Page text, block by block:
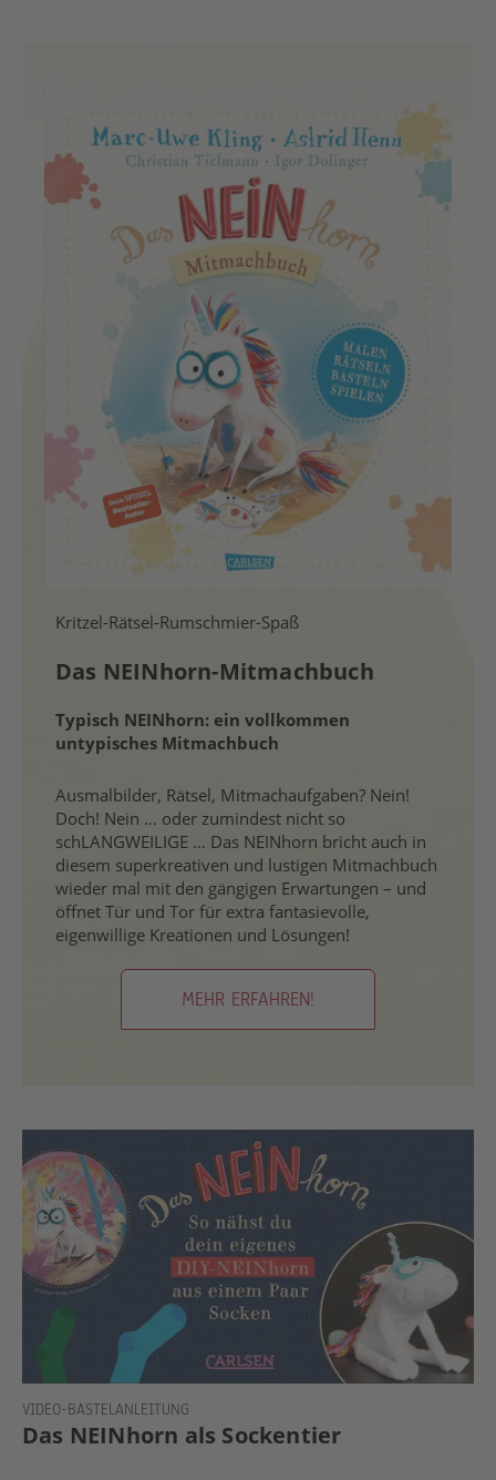
Kritzel-Rätsel-Rumschmier-Spaß
Das NEINhorn-Mitmachbuch
Typisch NEINhorn: ein vollkommen
untypisches Mitmachbuch
Ausmalbilder, Rätsel, Mitmachaufgaben? Nein!
Doch! Nein … oder zumindest nicht so
schLANGWEILIGE … Das NEINhorn bricht auch in
diesem superkreativen und lustigen Mitmachbuch
wieder mal mit den gängigen Erwartungen – und
öffnet Tür und Tor für extra fantasievolle,
eigenwillige Kreationen und Lösungen!
MEHR ERFAHREN!
Das NEINhorn als Sockentier
VIDEO-BASTELANLEITUNG